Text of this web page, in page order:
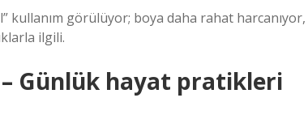
kullanım görülüyor; boya daha rahat harcanıyor,
ilgili.
Günlük hayat pratikleri